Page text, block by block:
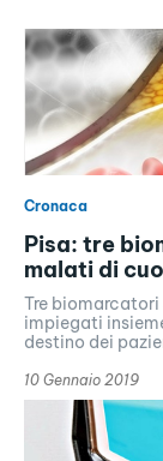
Cronaca
Pisa: tre
malati di
Tre
impiegati
destino dei
10 Gennaio 2019